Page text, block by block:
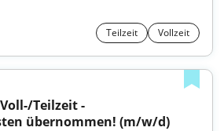
Teilzeit Vollzeit
Teilzeit -
übernommen! (m/w/d)